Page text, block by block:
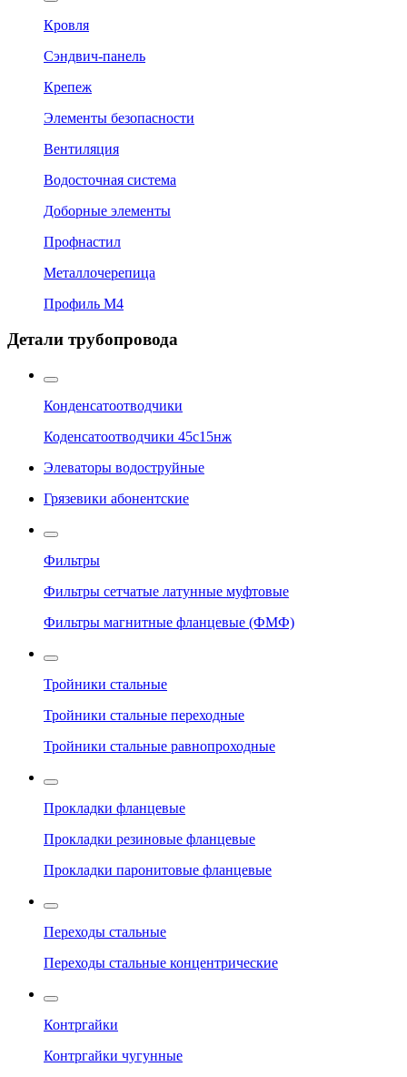
Кровля
Сэндвич-панель
Крепеж
Элементы безопасности
Вентиляция
Водосточная система
Доборные элементы
Профнастил
Металлочерепица
Профиль М4
Детали трубопровода
Конденсатоотводчики
Коденсатоотводчики 45с15нж
Элеваторы водоструйные
Грязевики абонентские
Фильтры
Фильтры сетчатые латунные муфтовые
Фильтры магнитные фланцевые (ФМФ)
Тройники стальные
Тройники стальные переходные
Тройники стальные равнопроходные
Прокладки фланцевые
Прокладки резиновые фланцевые
Прокладки паронитовые фланцевые
Переходы стальные
Переходы стальные концентрические
Контргайки
Контргайки чугунные